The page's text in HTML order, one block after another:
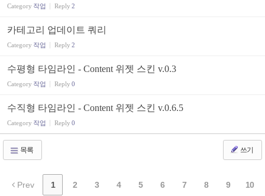
Category 작업 Reply 2
카테고리 업데이트 쿼리
Category 작업 Reply 2
수평형 타임라인 - Content 위젯 스킨 v.0.3
Category 작업 Reply 0
수직형 타임라인 - Content 위젯 스킨 v.0.6.5
Category 작업 Reply 0
목록 쓰기
Prev 1 2 3 4 5 6 7 8 9 10